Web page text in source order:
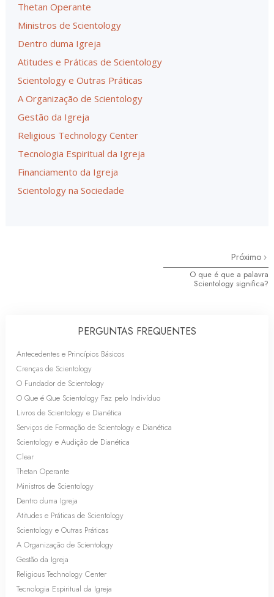
Thetan Operante
Ministros de Scientology
Dentro duma Igreja
Atitudes e Práticas de Scientology
Scientology e Outras Práticas
A Organização de Scientology
Gestão da Igreja
Religious Technology Center
Tecnologia Espiritual da Igreja
Financiamento da Igreja
Scientology na Sociedade
Próximo
O que é que a palavra
Scientology significa?
PERGUNTAS FREQUENTES
Antecedentes e Princípios Básicos
Crenças de Scientology
O Fundador de Scientology
O Que é Que Scientology Faz pelo Indivíduo
Livros de Scientology e Dianética
Serviços de Formação de Scientology e Dianética
Scientology e Audição de Dianética
Clear
Thetan Operante
Ministros de Scientology
Dentro duma Igreja
Atitudes e Práticas de Scientology
Scientology e Outras Práticas
A Organização de Scientology
Gestão da Igreja
Religious Technology Center
Tecnologia Espiritual da Igreja